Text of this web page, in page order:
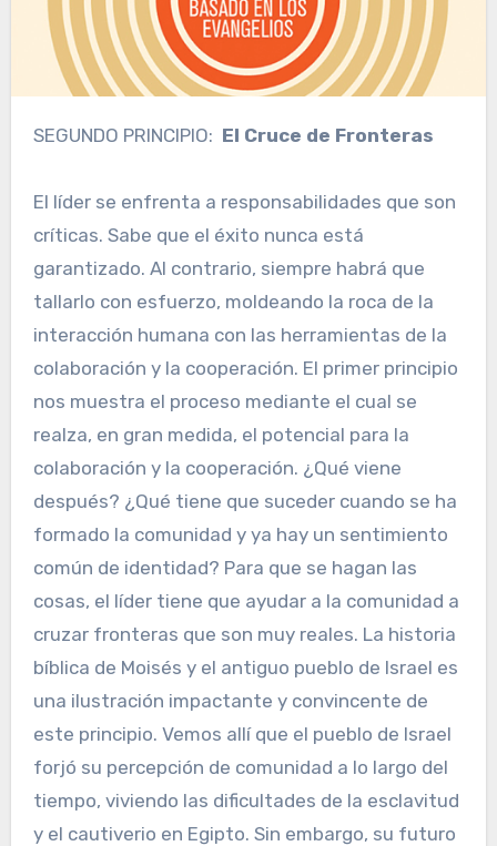
SEGUNDO PRINCIPIO: El Cruce de Fronteras
El líder se enfrenta a responsabilidades que son
críticas. Sabe que el éxito nunca está
garantizado. Al contrario, siempre habrá que
tallarlo con esfuerzo, moldeando la roca de la
interacción humana con las herramientas de la
colaboración y la cooperación. El primer principio
nos muestra el proceso mediante el cual se
realza, en gran medida, el potencial para la
colaboración y la cooperación. ¿Qué viene
después? ¿Qué tiene que suceder cuando se ha
formado la comunidad y ya hay un sentimiento
común de identidad? Para que se hagan las
cosas, el líder tiene que ayudar a la comunidad a
cruzar fronteras que son muy reales. La historia
bíblica de Moisés y el antiguo pueblo de Israel es
una ilustración impactante y convincente de
este principio. Vemos allí que el pueblo de Israel
forjó su percepción de comunidad a lo largo del
tiempo, viviendo las dificultades de la esclavitud
y el cautiverio en Egipto. Sin embargo, su futuro